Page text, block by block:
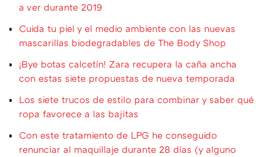
a ver durante 2019
Cuida tu piel y el medio ambiente con las nuevas
mascarillas biodegradables de The Body Shop
¡Bye botas calcetín! Zara recupera la caña ancha
con estas siete propuestas de nueva temporada
Los siete trucos de estilo para combinar y saber qué
ropa favorece a las bajitas
Con este tratamiento de LPG he conseguido
renunciar al maquillaje durante 28 días (y alguno